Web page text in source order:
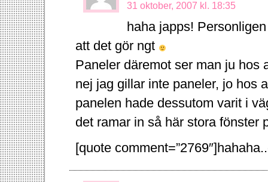
31 oktober, 2007 kl. 18:35
haha japps!
att det gör ngt
Paneler däremot ser man ju hos
nej jag gillar inte paneler, jo hos
panelen hade dessutom varit i
det ramar in så här stora fönster
[quote